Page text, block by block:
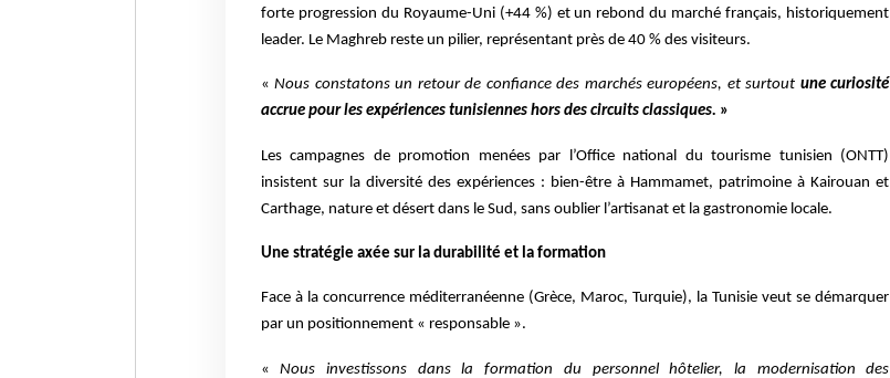
forte progression du Royaume-Uni (+44 %) et un rebond du marché français, historiquement
leader. Le Maghreb reste un pilier, représentant près de 40 % des visiteurs.
«Nous constatons un retour de confiance des marchés européens, et surtout une curiosité
accrue pour les expériences tunisiennes hors des circuits classiques. »
Les campagnes de promotion menées par l’Office national du tourisme tunisien (ONTT)
insistent sur la diversité des expériences : bien-être à Hammamet, patrimoine à Kairouan et
Carthage, nature et désert dans le Sud, sans oublier l’artisanat et la gastronomie locale.
Une stratégie axée sur la durabilité et la formation
Face à la concurrence méditerranéenne (Grèce, Maroc, Turquie), la Tunisie veut se démarquer
par un positionnement « responsable ».
«Nous investissons dans la formation du personnel hôtelier, la modernisation des